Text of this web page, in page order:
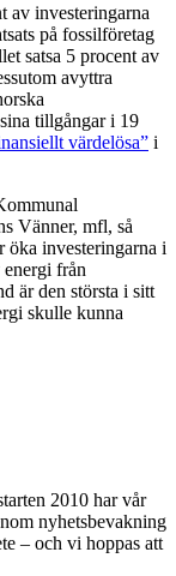
av investeringarna
på fossilföretag
satsa 5 procent av
avyttra
tillgångar i 19
värdelösa” i
Vänner, mfl, så
öka investeringarna i
från
är den största i sitt
skulle kunna
2010 har vår
nyhetsbevakning
– och vi hoppas att